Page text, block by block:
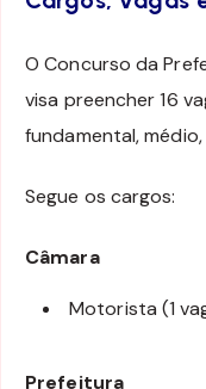
O Concurso da
visa preencher 16
fundamental,
Segue os cargos:
Câmara
Motorista (1
Prefeitura